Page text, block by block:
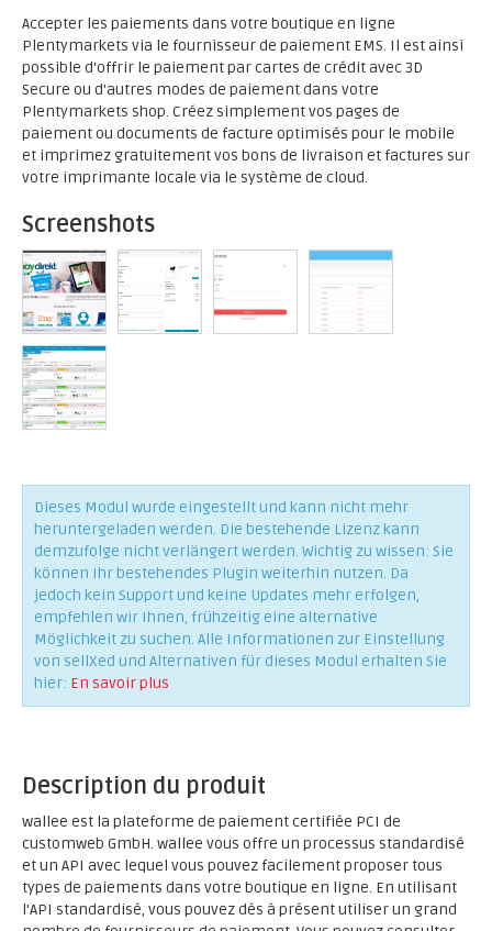
Accepter les paiements dans votre boutique en ligne
Plentymarkets via le fournisseur de paiement EMS. Il est ainsi
possible d'offrir le paiement par cartes de crédit avec 3D
Secure ou d'autres modes de paiement dans votre
Plentymarkets shop. Créez simplement vos pages de
paiement ou documents de facture optimisés pour le mobile
et imprimez gratuitement vos bons de livraison et factures sur
votre imprimante locale via le système de cloud.
Screenshots
Dieses Modul wurde eingestellt und kann nicht mehr
heruntergeladen werden. Die bestehende Lizenz kann
demzufolge nicht verlängert werden. Wichtig zu wissen: Sie
können Ihr bestehendes Plugin weiterhin nutzen. Da
jedoch kein Support und keine Updates mehr erfolgen,
empfehlen wir Ihnen, frühzeitig eine alternative
Möglichkeit zu suchen. Alle Informationen zur Einstellung
von sellXed und Alternativen für dieses Modul erhalten Sie
hier: En savoir plus
Description du produit
wallee est la plateforme de paiement certifiée PCI de
customweb GmbH. wallee vous offre un processus standardisé
et un API avec lequel vous pouvez facilement proposer tous
types de paiements dans votre boutique en ligne. En utilisant
l'API standardisé, vous pouvez dès à présent utiliser un grand